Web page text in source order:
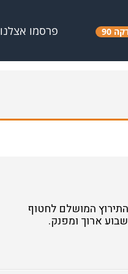
90 פרסמו אצלנו
ומעניק לנו את התירוץ המושלם לחטוף
ארוך ומפנק.